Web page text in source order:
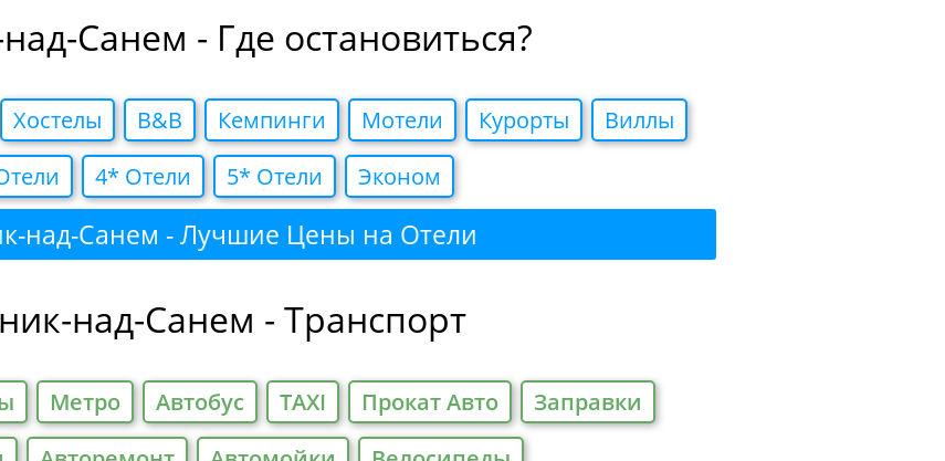
Санем - Где остановиться?
Хостелы B&B Кемпинги Мотели Курорты
Виллы
4* Отели 5* Отели Эконом
над-Санем - Лучшие Цены на Отели
над-Санем - Транспорт
Метро Автобус TAXI Прокат Авто
Заправки